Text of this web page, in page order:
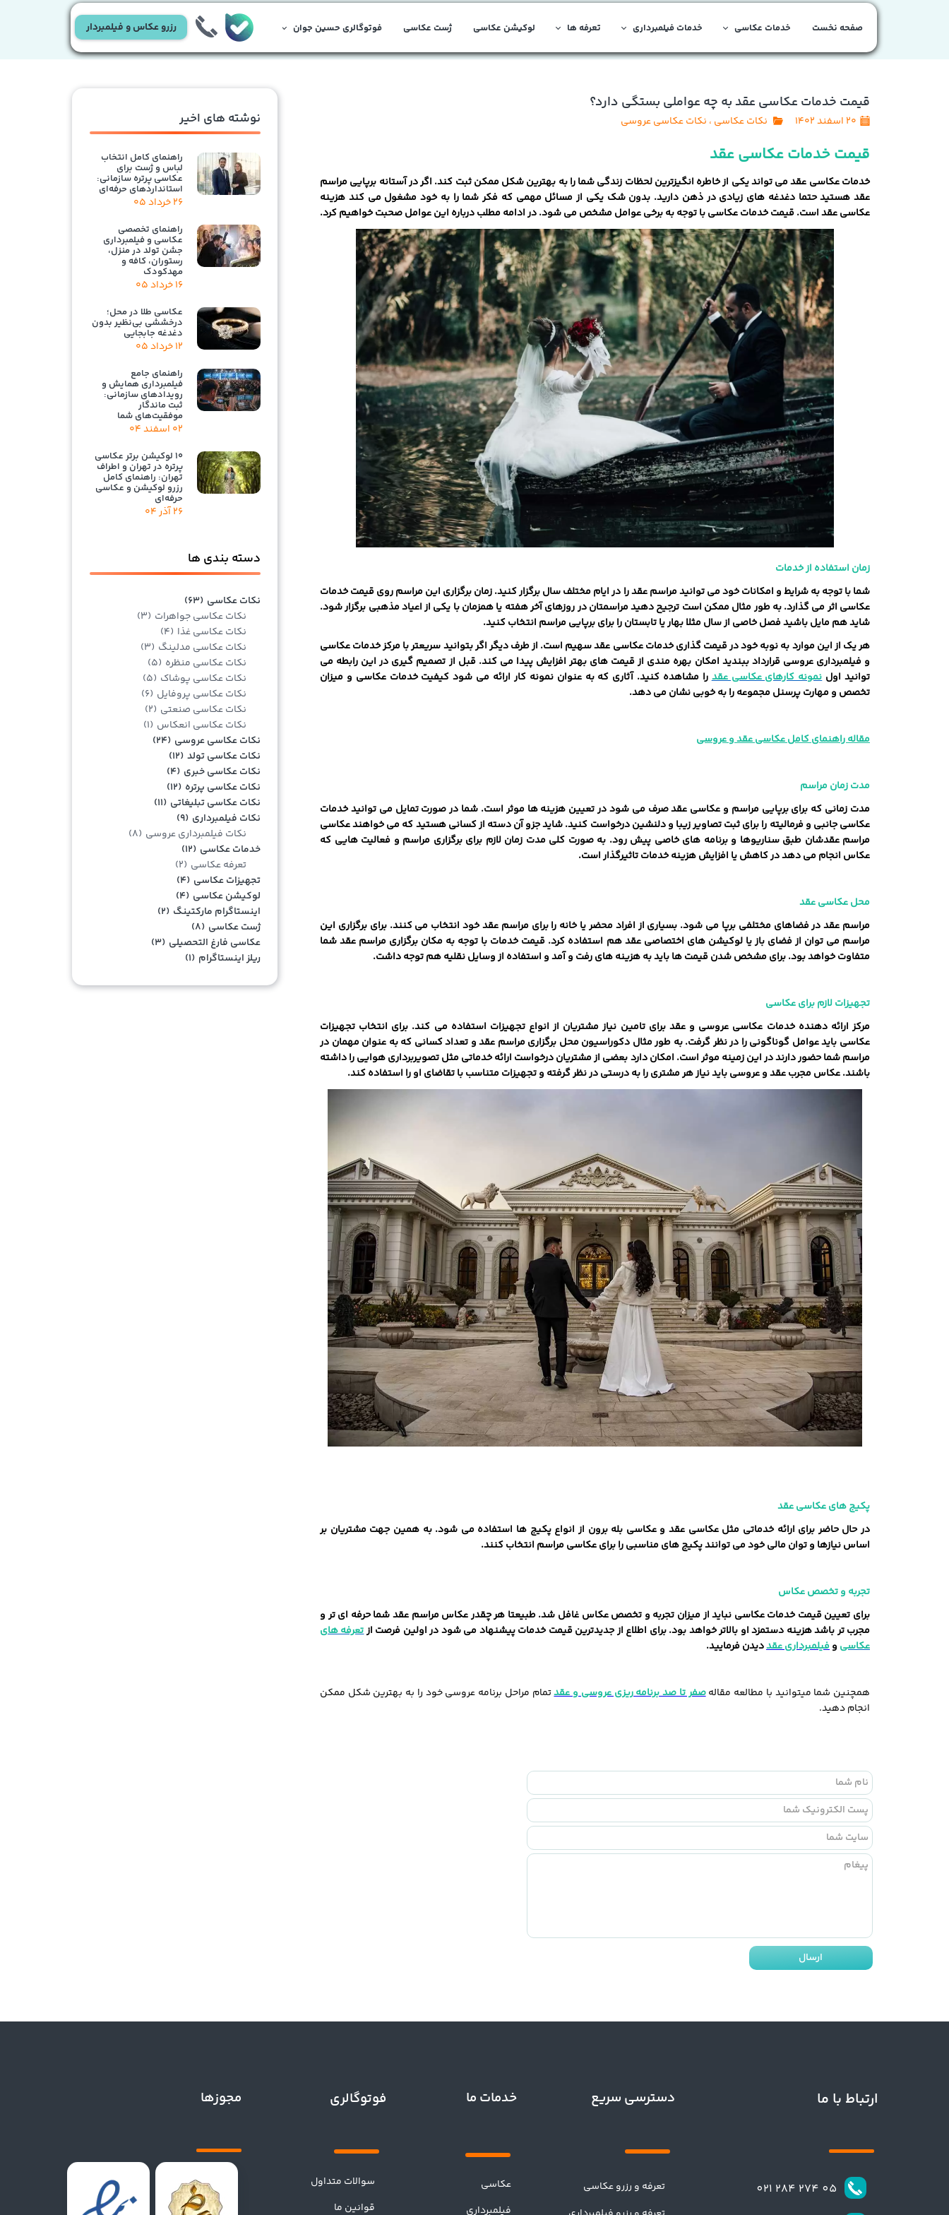
صفحه نخست خدمات عکاسی خدمات فیلمبرداری تعرفه ها لوکیشن عکاسی ژست عکاسی فوتوگالری حسین جوان رزرو عکاس و فیلمبردار
قیمت خدمات عکاسی عقد به چه عواملی بستگی دارد؟
۲۰ اسفند ۱۴۰۲ نکات عکاسی ، نکات عکاسی عروسی
قیمت خدمات عکاسی عقد
خدمات عکاسی عقد می ‌تواند یکی از خاطره ‌انگیزترین لحظات زندگی شما را به بهترین شکل ممکن ثبت کند. اگر در آستانه برپایی مراسم
عقد هستید حتما دغدغه‌ های زیادی در ذهن دارید. بدون شک یکی از مسائل مهمی که فکر شما را به خود مشغول می ‌کند هزینه
عکاسی عقد است. قیمت خدمات عکاسی با توجه به برخی عوامل مشخص می ‌شود. در ادامه مطلب درباره این عوامل صحبت خواهیم کرد.
زمان استفاده از خدمات
شما با توجه به شرایط و امکانات خود می‌ توانید مراسم عقد را در ایام مختلف سال برگزار کنید. زمان برگزاری این مراسم روی قیمت خدمات
عکاسی اثر می ‌گذارد. به طور مثال ممکن است ترجیح دهید مراسمتان در روزهای آخر هفته یا همزمان با یکی از اعیاد مذهبی برگزار شود.
شاید هم مایل باشید فصل خاصی از سال مثلا بهار یا تابستان را برای برپایی مراسم انتخاب کنید.
هر یک از این موارد به نوبه خود در قیمت گذاری خدمات عکاسی عقد سهیم است. از طرف دیگر اگر بتوانید سریعتر با مرکز خدمات عکاسی
و فیلمبرداری عروسی قرارداد ببندید امکان بهره ‌مندی از قیمت‌ های بهتر افزایش پیدا می کند. قبل از تصمیم گیری در این رابطه می
‌توانید اولنمونه کارهای عکاسی عقد را مشاهده کنید. آثاری که به عنوان نمونه کار ارائه می ‌شود کیفیت خدمات عکاسی و میزان
تخصص و مهارت پرسنل مجموعه را به خوبی نشان می‌ دهد.
مقاله راهنمای کامل عکاسی عقد و عروسی
مدت زمان مراسم
مدت زمانی که برای برپایی مراسم و عکاسی عقد صرف می ‌شود در تعیین هزینه‌ ها موثر است. شما در صورت تمایل می ‌توانید خدمات
عکاسی جانبی و فرمالیته را برای ثبت تصاویر زیبا و دلنشین درخواست کنید. شاید جزو آن دسته از کسانی هستید که می خواهند عکاسی
مراسم عقدشان طبق سناریوها و برنامه‌ های خاصی پیش رود. به صورت کلی مدت زمان لازم برای برگزاری مراسم و فعالیت‌ هایی که
عکاس انجام می ‌دهد در کاهش یا افزایش هزینه‌ خدمات تاثیرگذار است.
محل عکاسی عقد
مراسم عقد در فضاهای مختلفی برپا می‌ شود. بسیاری از افراد محضر یا خانه را برای مراسم عقد خود انتخاب می ‌کنند. برای برگزاری این
مراسم می ‌توان از فضای باز یا لوکیشن ‌های اختصاصی عقد هم استفاده کرد. قیمت خدمات با توجه به مکان برگزاری مراسم عقد شما
متفاوت خواهد بود. برای مشخص شدن قیمت ها باید به هزینه ‌های رفت و آمد و استفاده از وسایل نقلیه هم توجه داشت.
تجهیزات لازم برای عکاسی
مرکز ارائه دهنده خدمات عکاسی عروسی و عقد برای تامین نیاز مشتریان از انواع تجهیزات استفاده می ‌کند. برای انتخاب تجهیزات
عکاسی باید عوامل گوناگونی را در نظر گرفت. به طور مثال دکوراسیون محل برگزاری مراسم عقد و تعداد کسانی که به عنوان مهمان در
مراسم شما حضور دارند در این زمینه موثر است. امکان دارد بعضی از مشتریان درخواست ارائه خدماتی مثل تصویربرداری هوایی را داشته
باشند. عکاس مجرب عقد و عروسی باید نیاز هر مشتری را به درستی در نظر گرفته و تجهیزات متناسب با تقاضای او را استفاده کند.
پکیج‌ های عکاسی عقد
در حال حاضر برای ارائه خدماتی مثل عکاسی عقد و عکاسی بله برون از انواع پکیج ‌ها استفاده می شود. به همین جهت مشتریان بر
اساس نیازها و توان مالی خود می ‌توانند پکیج‌ های مناسبی را برای عکاسی مراسم انتخاب کنند.
تجربه و تخصص عکاس
برای تعیین قیمت خدمات عکاسی نباید از میزان تجربه و تخصص عکاس غافل شد. طبیعتا هر چقدر عکاس مراسم عقد شما حرفه ‌ای ‌تر و
مجرب ‌تر باشد هزینه دستمزد او بالاتر خواهد بود. برای اطلاع از جدیدترین قیمت خدمات پیشنهاد می‌ شود در اولین فرصت ازتعرفه های
عکاسی وفیلمبرداری عقددیدن فرمایید.
همچنین شما میتوانید با مطالعه مقالهصفر تا صد برنامه ریزی عروسی و عقدتمام مراحل برنامه عروسی خود را به بهترین شکل ممکن
انجام دهید.
نوشته های اخیر
دسته بندی ها
راهنمای کامل انتخاب
لباس و ژست برای
عکاسی پرتره سازمانی:
استانداردهای حرفه‌ای
۲۶ خرداد ۰۵
راهنمای تخصصی
عکاسی و فیلمبرداری
جشن تولد در منزل،
رستوران، کافه و
مهدکودک
۱۶ خرداد ۰۵
عکاسی طلا در محل؛
درخششی بی‌نظیر بدون
دغدغه جابجایی
۱۲ خرداد ۰۵
راهنمای جامع
فیلمبرداری همایش و
رویدادهای سازمانی:
ثبت ماندگار
موفقیت‌های شما
۰۲ اسفند ۰۴
۱۰ لوکیشن برتر عکاسی
پرتره در تهران و اطراف
تهران: راهنمای کامل
رزرو لوکیشن و عکاسی
حرفه‌ای
۲۶ آذر ۰۴
نکات عکاسی (۶۳)
نکات عکاسی جواهرات (۳)
نکات عکاسی غذا (۴)
نکات عکاسی مدلینگ (۳)
نکات عکاسی منظره (۵)
نکات عکاسی پوشاک (۵)
نکات عکاسی پروفایل (۶)
نکات عکاسی صنعتی (۲)
نکات عکاسی انعکاس (۱)
نکات عکاسی عروسی (۲۴)
نکات عکاسی تولد (۱۲)
نکات عکاسی خبری (۴)
نکات عکاسی پرتره (۱۲)
نکات عکاسی تبلیغاتی (۱۱)
نکات فیلمبرداری (۹)
نکات فیلمبرداری عروسی (۸)
خدمات عکاسی (۱۲)
تعرفه عکاسی (۲)
تجهیزات عکاسی (۴)
لوکیشن عکاسی (۴)
اینستاگرام مارکتینگ (۲)
ژست عکاسی (۸)
عکاسی فارغ التحصیلی (۳)
ریلز اینستاگرام (۱)
ارسال
ارتباط با ما
​​05 274 284 021​​​​​​​
عکاسی
فیلمبرداری
خدمات ما دسترسی سریع
تعرفه و رزرو عکاسی
سوالات متداول
قوانین ما
فوتوگالری مجوزها